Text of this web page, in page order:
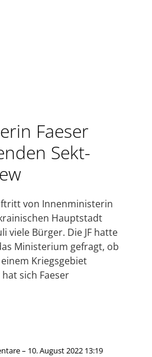
Faeser
Sekt-
von Innenministerin
Hauptstadt
viele Bürger. Die JF hatte
Ministerium gefragt, ob
Kriegsgebiet
sich Faeser
– 10. August 2022 13:19